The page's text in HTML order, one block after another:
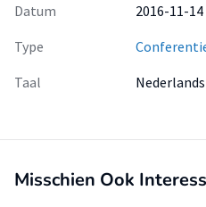
Datum
2016-11-14
Type
Taal
Nederlands
Misschien Ook